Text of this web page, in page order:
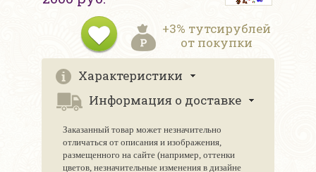
+3% тутсирублей
от покупки
Характеристики
Информация о доставке
Заказанный товар может незначительно
отличаться от описания и изображения,
размещенного на сайте (например, оттенки
цветов, незначительные изменения в дизайне